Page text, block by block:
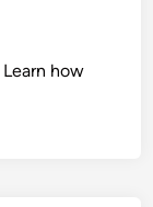
Learn how